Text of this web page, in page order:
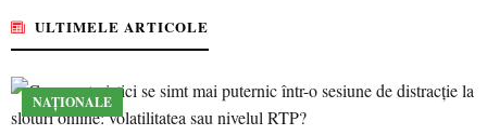
ULTIMELE ARTICOLE
NAȚIONALE